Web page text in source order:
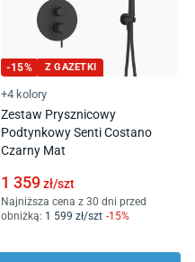
-15% Z GAZETKI
+4 kolory
Zestaw Prysznicowy
Podtynkowy Senti Costano
Czarny Mat
1 359zł/szt
Najniższa cena z 30 dni przed
obniżką: 1 599 zł/szt -15%